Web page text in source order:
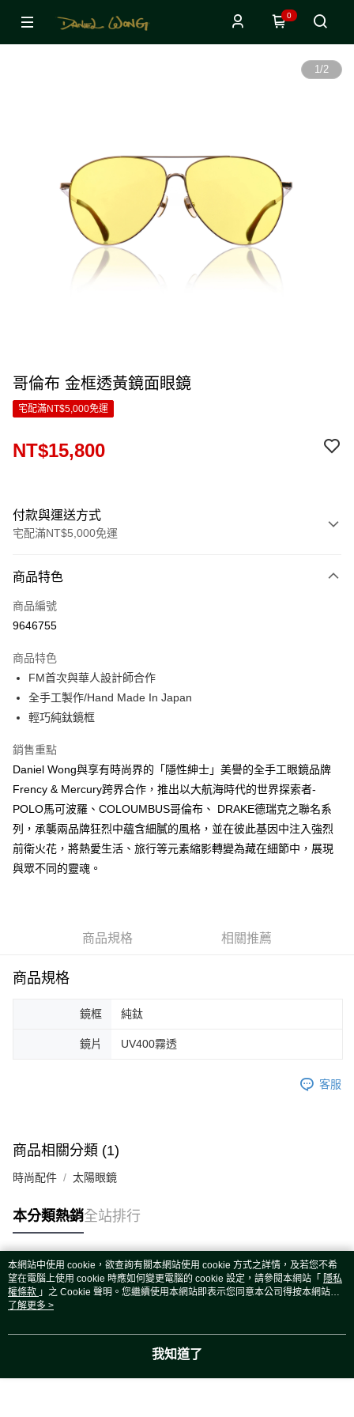
0
1/2
哥倫布 金框透黃鏡面眼鏡
宅配滿NT$5,000免運
NT$15,800
付款與運送方式
宅配滿NT$5,000免運
信用卡一次付款
LINE Pay
ATM付款
運送方式
宅配(外島)
每筆NT$120，滿NT$5,000(含以上)免運費
商品特色
商品編號
9646755
商品特色
FM首次與華人設計師合作
全手工製作/Hand Made In Japan
輕巧純鈦鏡框
銷售重點
Daniel Wong與享有時尚界的「隱性紳士」美譽的全手工眼鏡品牌
Frency & Mercury跨界合作，推出以大航海時代的世界探索者-
POLO馬可波羅、COLOUMBUS哥倫布、 DRAKE德瑞克之聯名系
列，承襲兩品牌狂烈中蘊含細膩的風格，並在彼此基因中注入強烈
前衛火花，將熱愛生活、旅行等元素縮影轉變為藏在細節中，展現
與眾不同的靈魂。
商品規格 相關推薦
商品規格
鏡框 純鈦
鏡片 UV400霧透
客服
商品相關分類 (1)
時尚配件 太陽眼鏡
本分類熱銷全站排行
熱門標籤
本網站中使用 cookie，欲查詢有關本網站使用 cookie 方式之詳情，及若您不希
望在電腦上使用 cookie 時應如何變更電腦的 cookie 設定，請參閱本網站「 隱私
權條款 」之 Cookie 聲明。您繼續使用本網站即表示您同意本公司得按本網站使
用條款之 Cookie 聲明使用 cookie。
了解更多 >
我知道了